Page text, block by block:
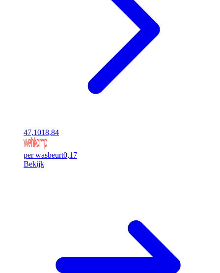
47,1018,84
per wasbeurt0,17
Bekijk